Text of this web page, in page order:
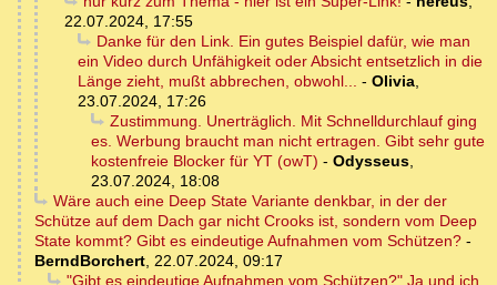
22.07.2024, 17:55
Danke für den Link. Ein gutes Beispiel dafür, wie man
ein Video durch Unfähigkeit oder Absicht entsetzlich in die
Länge zieht, mußt abbrechen, obwohl... - Olivia,
23.07.2024, 17:26
Zustimmung. Unerträglich. Mit Schnelldurchlauf ging
es. Werbung braucht man nicht ertragen. Gibt sehr gute
kostenfreie Blocker für YT (owT) - Odysseus,
23.07.2024, 18:08
Wäre auch eine Deep State Variante denkbar, in der der
Schütze auf dem Dach gar nicht Crooks ist, sondern vom Deep
State kommt? Gibt es eindeutige Aufnahmen vom Schützen? -
BerndBorchert, 22.07.2024, 09:17
"Gibt es eindeutige Aufnahmen vom Schützen?" Ja und ich